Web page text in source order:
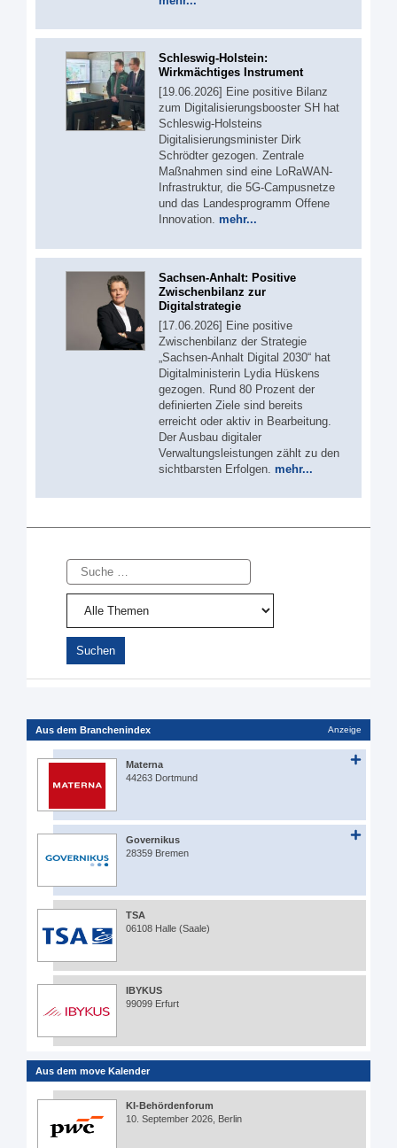
Schleswig-Holstein:
Wirkmächtiges Instrument
[19.06.2026] Eine positive Bilanz
zum Digitalisierungsbooster SH hat
Schleswig-Holsteins
Digitalisierungsminister Dirk
Schrödter gezogen. Zentrale
Maßnahmen sind eine LoRaWAN-
Infrastruktur, die 5G-Campusnetze
und das Landesprogramm Offene
Innovation. mehr...
Sachsen-Anhalt: Positive
Zwischenbilanz zur
Digitalstrategie
[17.06.2026] Eine positive
Zwischenbilanz der Strategie
„Sachsen-Anhalt Digital 2030“ hat
Digitalministerin Lydia Hüskens
gezogen. Rund 80 Prozent der
definierten Ziele sind bereits
erreicht oder aktiv in Bearbeitung.
Der Ausbau digitaler
Verwaltungsleistungen zählt zu den
sichtbarsten Erfolgen. mehr...
Suche
Aus dem Branchenindex Anzeige
Materna
44263 Dortmund
Governikus
28359 Bremen
TSA
06108 Halle (Saale)
IBYKUS
99099 Erfurt
Aus dem move Kalender
KI-Behördenforum
10. September 2026, Berlin